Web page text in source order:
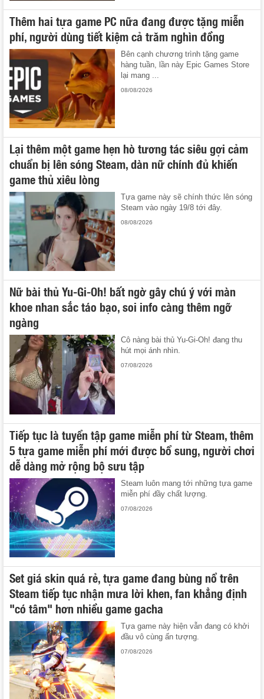
Thêm hai tựa game PC nữa đang được tặng miễn
phí, người dùng tiết kiệm cả trăm nghìn đồng
Bên cạnh chương trình tặng game
hàng tuần, lần này Epic Games Store
lại mang ...
08/08/2026
Lại thêm một game hẹn hò tương tác siêu gợi cảm
chuẩn bị lên sóng Steam, dàn nữ chính đủ khiến
game thủ xiêu lòng
Tựa game này sẽ chính thức lên sóng
Steam vào ngày 19/8 tới đây.
08/08/2026
Nữ bài thủ Yu-Gi-Oh! bất ngờ gây chú ý với màn
khoe nhan sắc táo bạo, soi info càng thêm ngỡ
ngàng
Cô nàng bài thủ Yu-Gi-Oh! đang thu
hút mọi ánh nhìn.
07/08/2026
Tiếp tục là tuyển tập game miễn phí từ Steam, thêm
5 tựa game miễn phí mới được bổ sung, người chơi
dễ dàng mở rộng bộ sưu tập
Steam luôn mang tới những tựa game
miễn phí đầy chất lượng.
07/08/2026
Set giá skin quá rẻ, tựa game đang bùng nổ trên
Steam tiếp tục nhận mưa lời khen, fan khẳng định
"có tâm" hơn nhiều game gacha
Tựa game này hiện vẫn đang có khởi
đầu vô cùng ấn tượng.
07/08/2026